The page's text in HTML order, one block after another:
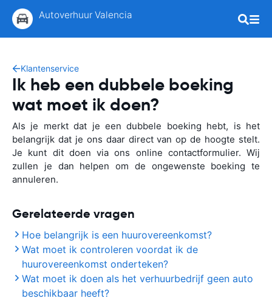
Autoverhuur Valencia
Klantenservice
Ik heb een dubbele boeking
wat moet ik doen?
Als je merkt dat je een dubbele boeking hebt, is het
belangrijk dat je ons daar direct van op de hoogte stelt.
Je kunt dit doen via ons online contactformulier. Wij
zullen je dan helpen om de ongewenste boeking te
annuleren.
Gerelateerde vragen
Hoe belangrijk is een huurovereenkomst?
Wat moet ik controleren voordat ik de
huurovereenkomst onderteken?
Wat moet ik doen als het verhuurbedrijf geen auto
beschikbaar heeft?